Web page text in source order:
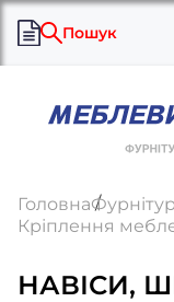
Пошук
Головна
Кріплення
НАВІСИ,